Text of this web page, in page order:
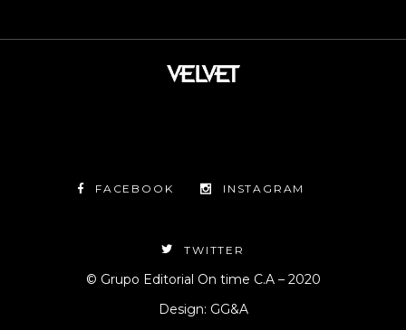
FACEBOOK INSTAGRAM
TWITTER
© Grupo Editorial On time C.A – 2020
Design: GG&A